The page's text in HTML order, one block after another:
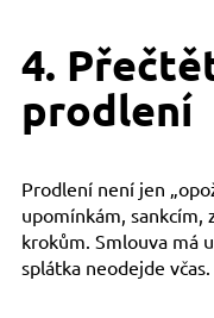
4.
prodlení
Prodlení není jen
upomínkám, sankcím,
krokům. Smlouva má
splátka neodejde včas.